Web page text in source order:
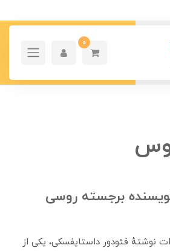
0
برجسته‌ روسی
نوشتهٔ فئودور داستایفسکی، یکی از